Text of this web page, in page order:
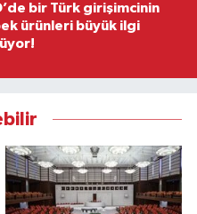
bir Türk girişimcinin
ürünleri büyük ilgi